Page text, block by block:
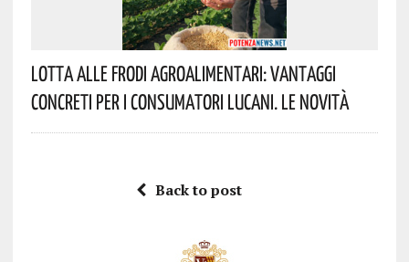
Lotta Alle Frodi Agroalimentari: Vantaggi
Concreti Per I Consumatori Lucani. Le Novità
Back to post